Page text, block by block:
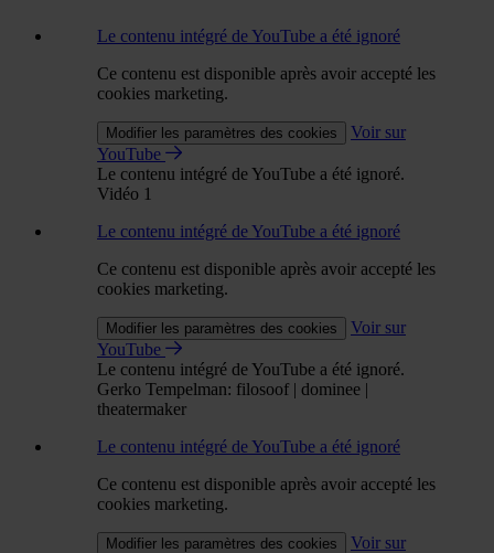
Le contenu intégré de YouTube a été ignoré
Ce contenu est disponible après avoir accepté les
cookies marketing.
Modifier les paramètres des cookies
Voir sur
YouTube
Le contenu intégré de YouTube a été ignoré.
Vidéo 1
Le contenu intégré de YouTube a été ignoré
Ce contenu est disponible après avoir accepté les
cookies marketing.
Modifier les paramètres des cookies
Voir sur
YouTube
Le contenu intégré de YouTube a été ignoré.
Gerko Tempelman: filosoof | dominee |
theatermaker
Le contenu intégré de YouTube a été ignoré
Ce contenu est disponible après avoir accepté les
cookies marketing.
Modifier les paramètres des cookies
Voir sur